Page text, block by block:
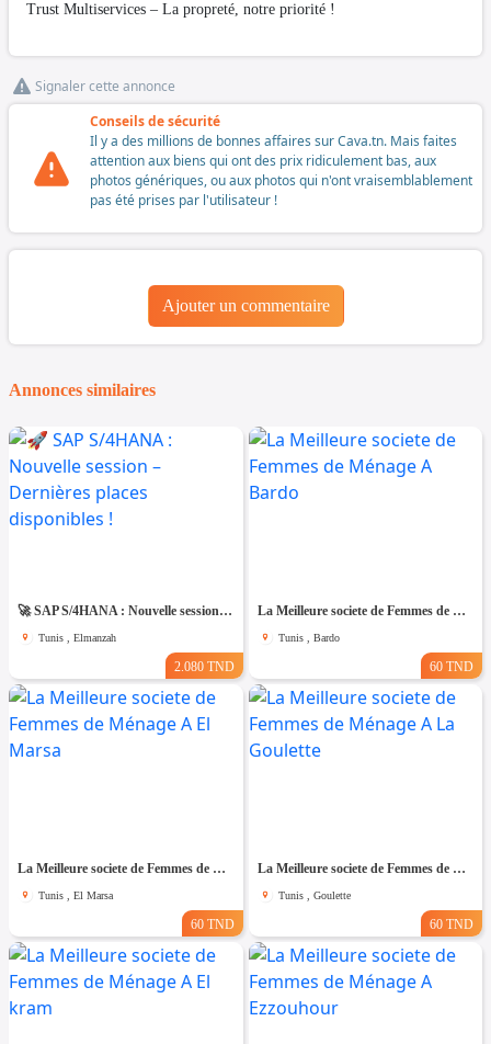
Trust Multiservices – La propreté, notre priorité !
Signaler cette annonce
Conseils de sécurité
Il y a des millions de bonnes affaires sur Cava.tn. Mais faites
attention aux biens qui ont des prix ridiculement bas, aux
photos génériques, ou aux photos qui n'ont vraisemblablement
pas été prises par l'utilisateur !
Ajouter un commentaire
Annonces similaires
🚀 SAP S/4HANA : Nouvelle session – Dernières places disponibles !
Tunis , Elmanzah
2.080 TND
La Meilleure societe de Femmes de Ménage A Bardo
Tunis , Bardo
60 TND
La Meilleure societe de Femmes de Ménage A El Marsa
Tunis , El Marsa
60 TND
La Meilleure societe de Femmes de Ménage A La Goulette
Tunis , Goulette
60 TND